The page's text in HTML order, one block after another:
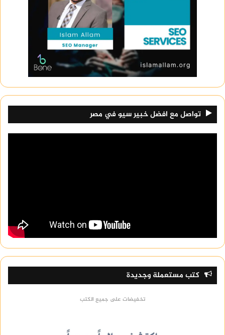
تواصل مع افضل خبير سيو في مصر
كتب مستعملة وجديدة
تخفيضات على جميع الكتب